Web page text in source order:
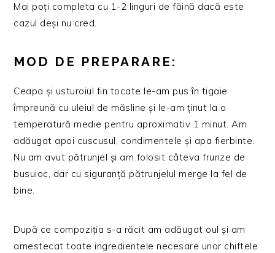
Mai poți completa cu 1-2 linguri de făină dacă este
cazul deși nu cred.
MOD DE PREPARARE:
Ceapa și usturoiul fin tocate le-am pus în tigaie
împreună cu uleiul de măsline și le-am ținut la o
temperatură medie pentru aproximativ 1 minut. Am
adăugat apoi cuscusul, condimentele și apa fierbinte.
Nu am avut pătrunjel și am folosit câteva frunze de
busuioc, dar cu siguranță pătrunjelul merge la fel de
bine.
După ce compoziția s-a răcit am adăugat oul și am
amestecat toate ingredientele necesare unor chiftele